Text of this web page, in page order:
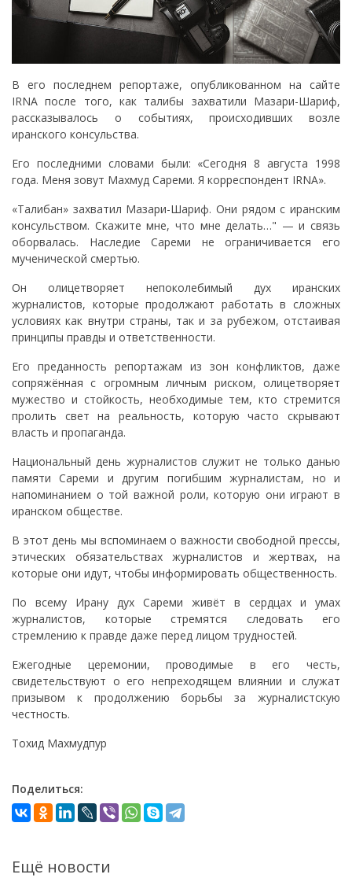
В его последнем репортаже, опубликованном на сайте
IRNA после того, как талибы захватили Мазари-Шариф,
рассказывалось о событиях, происходивших возле
иранского консульства.
Его последними словами были: «Сегодня 8 августа 1998
года. Меня зовут Махмуд Сареми. Я корреспондент IRNA».
«Талибан» захватил Мазари-Шариф. Они рядом с иранским
консульством. Скажите мне, что мне делать…" — и связь
оборвалась. Наследие Сареми не ограничивается его
мученической смертью.
Он олицетворяет непоколебимый дух иранских
журналистов, которые продолжают работать в сложных
условиях как внутри страны, так и за рубежом, отстаивая
принципы правды и ответственности.
Его преданность репортажам из зон конфликтов, даже
сопряжённая с огромным личным риском, олицетворяет
мужество и стойкость, необходимые тем, кто стремится
пролить свет на реальность, которую часто скрывают
власть и пропаганда.
Национальный день журналистов служит не только данью
памяти Сареми и другим погибшим журналистам, но и
напоминанием о той важной роли, которую они играют в
иранском обществе.
В этот день мы вспоминаем о важности свободной прессы,
этических обязательствах журналистов и жертвах, на
которые они идут, чтобы информировать общественность.
По всему Ирану дух Сареми живёт в сердцах и умах
журналистов, которые стремятся следовать его
стремлению к правде даже перед лицом трудностей.
Ежегодные церемонии, проводимые в его честь,
свидетельствуют о его непреходящем влиянии и служат
призывом к продолжению борьбы за журналистскую
честность.
Тохид Махмудпур
Поделиться:
Ещё новости